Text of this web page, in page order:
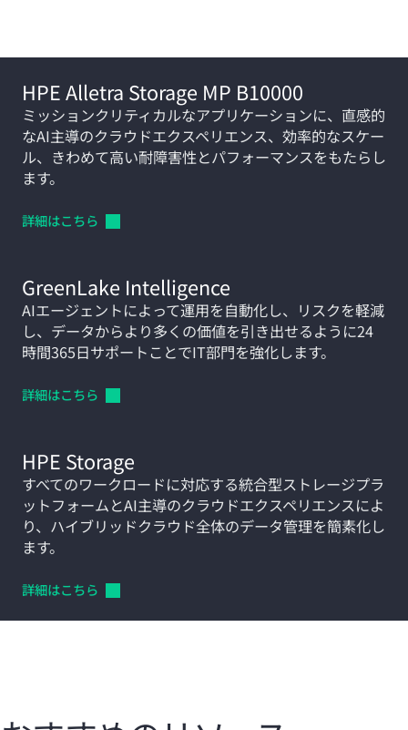
HPE Alletra Storage MP B10000
ミッションクリティカルなアプリケーションに、直感的
なAI主導のクラウドエクスペリエンス、効率的なスケー
ル、きわめて高い耐障害性とパフォーマンスをもたらし
ます。
詳細はこちら
GreenLake Intelligence
AIエージェントによって運用を自動化し、リスクを軽減
し、データからより多くの価値を引き出せるように24
時間365日サポートことでIT部門を強化します。
詳細はこちら
HPE Storage
すべてのワークロードに対応する統合型ストレージプラ
ットフォームとAI主導のクラウドエクスペリエンスによ
り、ハイブリッドクラウド全体のデータ管理を簡素化し
ます。
詳細はこちら